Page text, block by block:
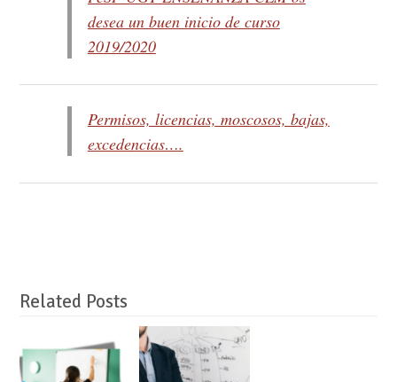
desea un buen inicio de curso
2019/2020
Permisos, licencias, moscosos, bajas,
excedencias….
Related Posts